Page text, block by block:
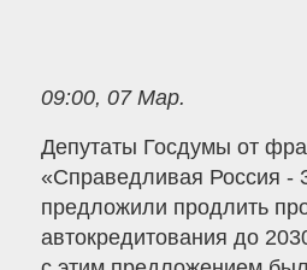
09:00, 07 Мар.
Депутаты Госдумы от
«Справедливая Россия -
предложили продлить
автокредитования до